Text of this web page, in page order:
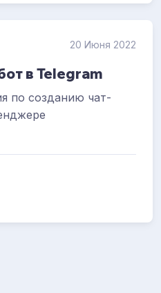
20 Июня 2022
в Telegram
по созданию чат-